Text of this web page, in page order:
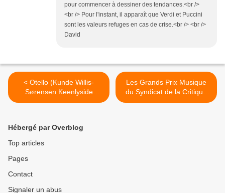
pour commencer à dessiner des tendances.<br />
<br /> Pour l'instant, il apparaît que Verdi et Puccini
sont les valeurs refuges en cas de crise.<br /> <br />
David
< Otello (Kunde Willis-
Sørensen Keenlyside
Fogliani Niermeyer) Munich
Les Grands Prix Musique
du Syndicat de la Critique
depuis 1964 >
Hébergé par Overblog
Top articles
Pages
Contact
Signaler un abus